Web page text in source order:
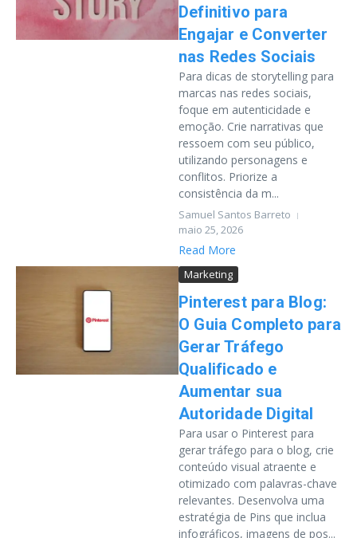
Definitivo para
Engajar e Converter
nas Redes Sociais
Para dicas de storytelling para
marcas nas redes sociais,
foque em autenticidade e
emoção. Crie narrativas que
ressoem com seu público,
utilizando personagens e
conflitos. Priorize a
consistência da m...
Samuel Santos Barreto
maio 25, 2026
Read More
Marketing
Pinterest para Blog:
O Guia Completo para
Gerar Tráfego
Qualificado e
Aumentar sua
Autoridade Digital
Para usar o Pinterest para
gerar tráfego para o blog, crie
conteúdo visual atraente e
otimizado com palavras-chave
relevantes. Desenvolva uma
estratégia de Pins que inclua
infográficos, imagens de pos...